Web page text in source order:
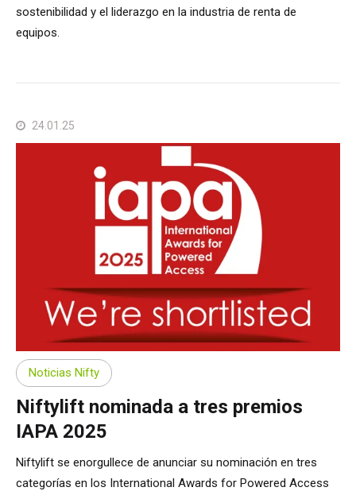
sostenibilidad y el liderazgo en la industria de renta de
equipos.
24.01.25
Noticias Nifty
Niftylift nominada a tres premios
IAPA 2025
Niftylift se enorgullece de anunciar su nominación en tres
categorías en los International Awards for Powered Access